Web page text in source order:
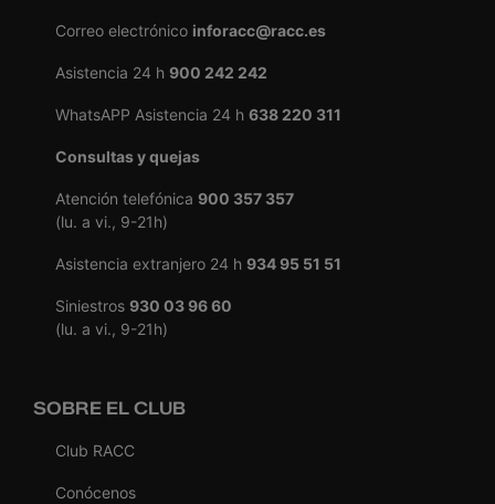
Correo electrónico inforacc@racc.es
Asistencia 24 h 900 242 242
WhatsAPP Asistencia 24 h 638 220 311
Consultas y quejas
Atención telefónica 900 357 357
(lu. a vi., 9-21h)
Asistencia extranjero 24 h 934 95 51 51
Siniestros 930 03 96 60
(lu. a vi., 9-21h)
SOBRE EL CLUB
Club RACC
Conócenos